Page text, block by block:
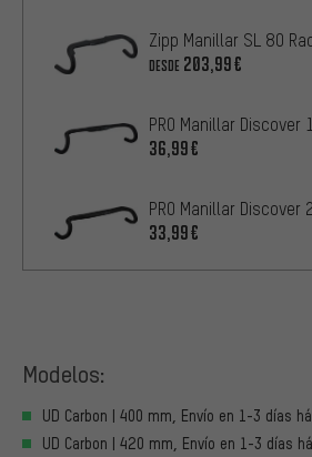
Zipp Manillar SL 80
DESDE 203,99€
PRO Manillar Discover
36,99€
PRO Manillar Discover
33,99€
Modelos:
UD Carbon | 400 mm, Envío en 1-3 días
UD Carbon | 420 mm, Envío en 1-3 días